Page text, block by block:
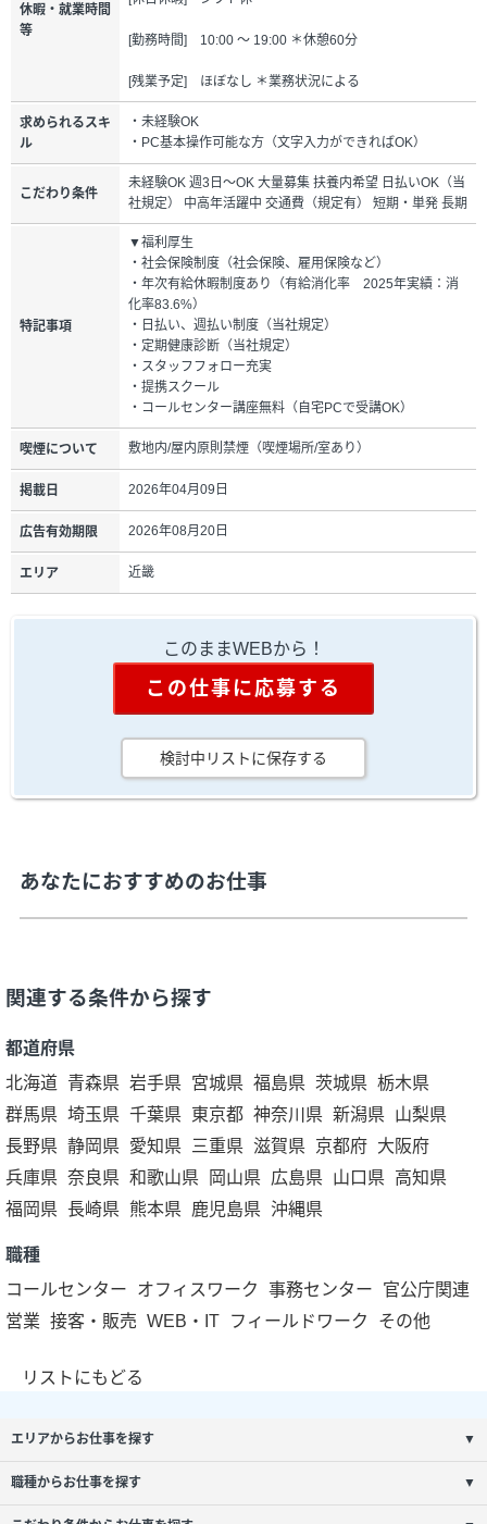
休暇・就業時間
等
[勤務時間] 10:00 ～ 19:00 ＊休憩60分
[残業予定] ほぼなし ＊業務状況による
求められるスキ
ル
・未経験OK
・PC基本操作可能な方（文字入力ができればOK）
こだわり条件
未経験OK 週3日～OK 大量募集 扶養内希望 日払いOK（当
社規定） 中高年活躍中 交通費（規定有） 短期・単発 長期
特記事項
▼福利厚生
・社会保険制度（社会保険、雇用保険など）
・年次有給休暇制度あり（有給消化率 2025年実績：消
化率83.6%）
・日払い、週払い制度（当社規定）
・定期健康診断（当社規定）
・スタッフフォロー充実
・提携スクール
・コールセンター講座無料（自宅PCで受講OK）
喫煙について 敷地内/屋内原則禁煙（喫煙場所/室あり）
掲載日 2026年04月09日
広告有効期限 2026年08月20日
エリア 近畿
このままWEBから！
この仕事に応募する
検討中リストに保存する
あなたにおすすめのお仕事
関連する条件から探す
都道府県
北海道 青森県 岩手県 宮城県 福島県 茨城県 栃木県
群馬県 埼玉県 千葉県 東京都 神奈川県 新潟県 山梨県
長野県 静岡県 愛知県 三重県 滋賀県 京都府 大阪府
兵庫県 奈良県 和歌山県 岡山県 広島県 山口県 高知県
福岡県 長崎県 熊本県 鹿児島県 沖縄県
職種
コールセンター
オフィスワーク 事務センター
官公庁関連
営業 接客・販売 WEB・IT フィールドワーク その他
リストにもどる
エリアからお仕事を探す ▼
職種からお仕事を探す ▼